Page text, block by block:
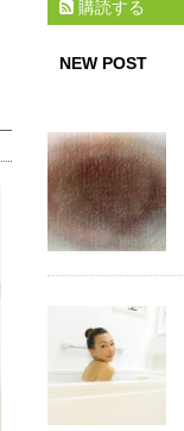
購読する
NEW POST